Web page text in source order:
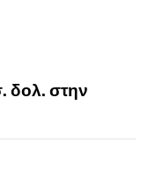
δολ. στην